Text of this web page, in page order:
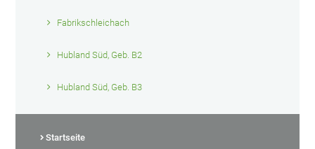
Fabrikschleichach
Hubland Süd, Geb. B2
Hubland Süd, Geb. B3
Startseite